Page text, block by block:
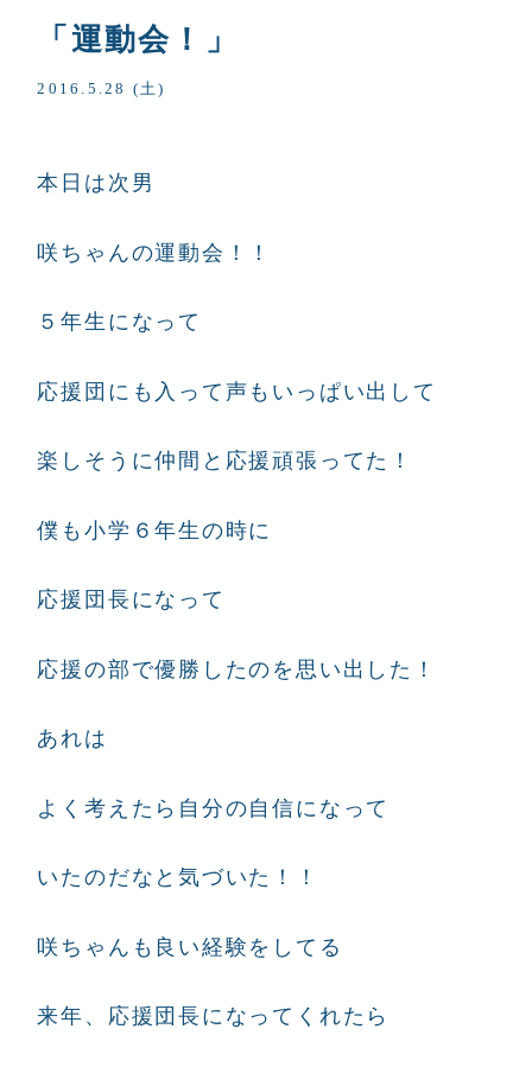
「運動会！」
2016.5.28 (土)
本日は次男
咲ちゃんの運動会！！
５年生になって
応援団にも入って声もいっぱい出して
楽しそうに仲間と応援頑張ってた！
僕も小学６年生の時に
応援団長になって
応援の部で優勝したのを思い出した！
あれは
よく考えたら自分の自信になって
いたのだなと気づいた！！
咲ちゃんも良い経験をしてる
来年、応援団長になってくれたら